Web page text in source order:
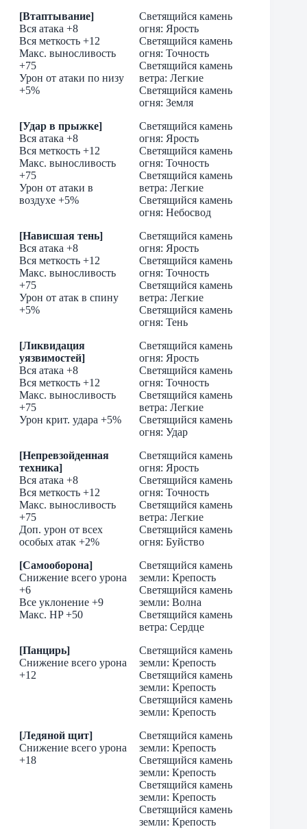
[Втаптывание]
Вся атака +8
Вся меткость +12
Макс. выносливость
+75
Урон от атаки по низу
+5%
Светящийся камень
огня: Ярость
Светящийся камень
огня: Точность
Cветящийся камень
ветра: Легкие
Светящийся камень
огня: Земля
[Удар в прыжке]
Вся атака +8
Вся меткость +12
Макс. выносливость
+75
Урон от атаки в
воздухе +5%
Светящийся камень
огня: Ярость
Светящийся камень
огня: Точность
Cветящийся камень
ветра: Легкие
Светящийся камень
огня: Небосвод
[Нависшая тень]
Вся атака +8
Вся меткость +12
Макс. выносливость
+75
Урон от атак в спину
+5%
Светящийся камень
огня: Ярость
Светящийся камень
огня: Точность
Cветящийся камень
ветра: Легкие
Светящийся камень
огня: Тень
[Ликвидация
уязвимостей]
Вся атака +8
Вся меткость +12
Макс. выносливость
+75
Урон крит. удара +5%
Светящийся камень
огня: Ярость
Светящийся камень
огня: Точность
Cветящийся камень
ветра: Легкие
Светящийся камень
огня: Удар
[Непревзойденная
техника]
Вся атака +8
Вся меткость +12
Макс. выносливость
+75
Доп. урон от всех
особых атак +2%
Светящийся камень
огня: Ярость
Светящийся камень
огня: Точность
Cветящийся камень
ветра: Легкие
Светящийся камень
огня: Буйство
[Самооборона]
Снижение всего урона
+6
Все уклонение +9
Макс. HP +50
Светящийся камень
земли: Крепость
Светящийся камень
земли: Волна
Cветящийся камень
ветра: Сердце
[Панцирь]
Снижение всего урона
+12
Светящийся камень
земли: Крепость
Светящийся камень
земли: Крепость
Светящийся камень
земли: Крепость
[Ледяной щит]
Снижение всего урона
+18
Светящийся камень
земли: Крепость
Светящийся камень
земли: Крепость
Светящийся камень
земли: Крепость
Светящийся камень
земли: Крепость